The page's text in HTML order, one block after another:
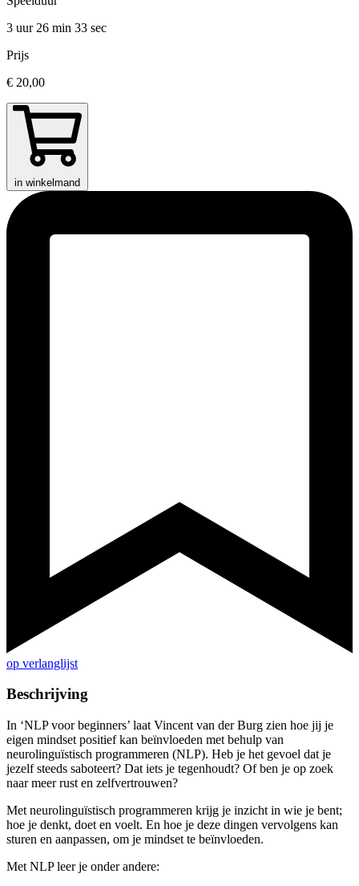
3 uur 26 min 33 sec
Prijs
€ 20,00
in winkelmand
op verlanglijst
Beschrijving
In ‘NLP voor beginners’ laat Vincent van der Burg zien hoe jij je
eigen mindset positief kan beïnvloeden met behulp van
neurolinguïstisch programmeren (NLP). Heb je het gevoel dat je
jezelf steeds saboteert? Dat iets je tegenhoudt? Of ben je op zoek
naar meer rust en zelfvertrouwen?
Met neurolinguïstisch programmeren krijg je inzicht in wie je bent;
hoe je denkt, doet en voelt. En hoe je deze dingen vervolgens kan
sturen en aanpassen, om je mindset te beïnvloeden.
Met NLP leer je onder andere: